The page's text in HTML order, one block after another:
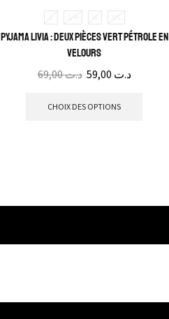
L S/M XL XXL
Pyjama Livia : Deux pièces Vert pétrole en
velours
د.ت69,00 د.ت
CHOIX DES OPTIONS